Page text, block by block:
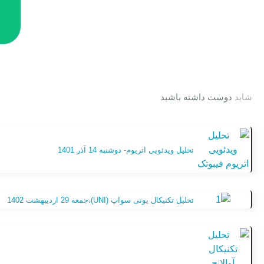
شاید دوست داشته باشید
تحلیل ویدئویی اتریوم- دوشنبه 14 آذر 1401
تحلیل تکنیکال یونی سواپ (UNI)،جمعه 29 اردیبهشت 1402